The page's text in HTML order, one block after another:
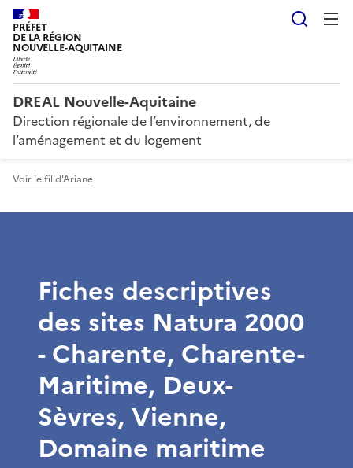
PRÉFET
DE LA RÉGION
NOUVELLE-AQUITAINE
DREAL Nouvelle-Aquitaine
Direction régionale de l’environnement, de
l’aménagement et du logement
Voir le fil d'Ariane
Fiches descriptives
des sites Natura 2000
- Charente, Charente-
Maritime, Deux-
Sèvres, Vienne,
Domaine maritime